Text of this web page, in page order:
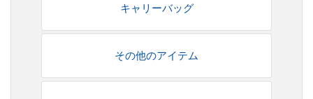
キャリーバッグ
その他のアイテム